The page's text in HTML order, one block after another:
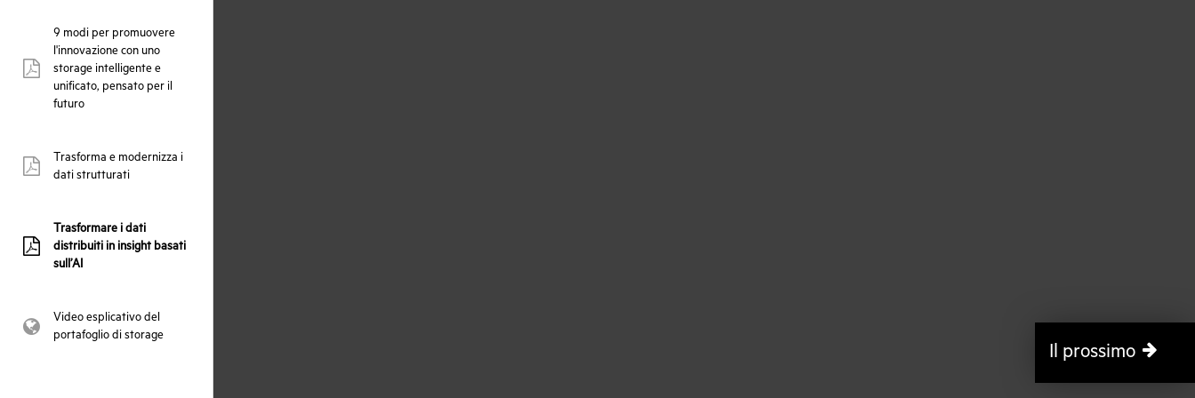
Il prossimo
pdf:
9 modi per promuovere
l'innovazione con uno
storage intelligente e
unificato, pensato per il
futuro
pdf:
Trasforma e modernizza i
dati strutturati
pdf:
Trasformare i dati
distribuiti in insight basati
sull’AI
webpage:
Video esplicativo del
portafoglio di storage